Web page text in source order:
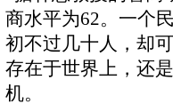
商水平为62。一个
初不过几十人，却
存在于世界上，还
机。